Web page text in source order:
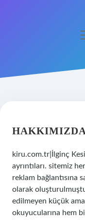
Hakkımızda
kiru.com.tr|İlginç
ayrıntıları. sitemiz
reklam bağlantısına
olarak
edilmeyen küçük ama
okuyucularına hem